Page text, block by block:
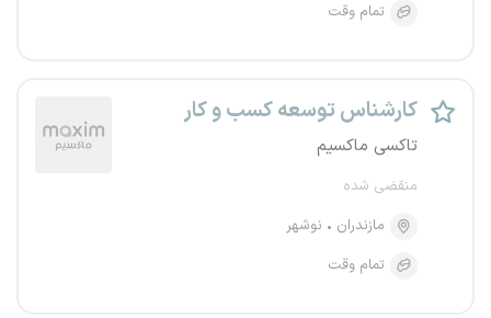
تمام وقت
کارشناس توسعه کسب و کار
تاکسی ماکسیم
منقضی شده
مازندران
نوشهر
تمام وقت